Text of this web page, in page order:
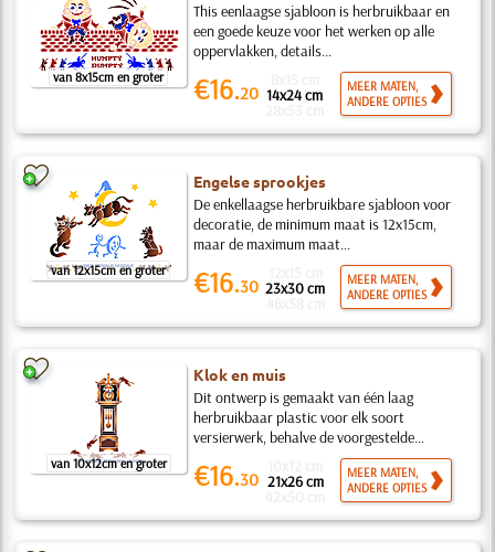
van 8x15cm en groter
This eenlaagse sjabloon is herbruikbaar en
een goede keuze voor het werken op alle
oppervlakken, details...
€16.20 14x24 cm
MEER MATEN,
ANDERE OPTIES
van 12x15cm en groter
Engelse sprookjes
De enkellaagse herbruikbare sjabloon voor
decoratie, de minimum maat is 12x15cm,
maar de maximum maat...
€16.30 23x30 cm
MEER MATEN,
ANDERE OPTIES
van 10x12cm en groter
Klok en muis
Dit ontwerp is gemaakt van één laag
herbruikbaar plastic voor elk soort
versierwerk, behalve de voorgestelde...
€16.30 21x26 cm
MEER MATEN,
ANDERE OPTIES